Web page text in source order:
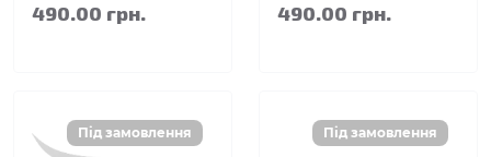
490.00 грн. 490.00 грн.